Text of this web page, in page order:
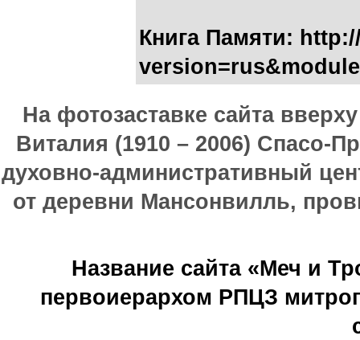
Книга Памяти:
На фотозаставке сайта
Виталия (1910 – 2006) Спасо-
духовно-административный
от деревни Мансонвилль,
Название сайта «Меч и
первоиерархом РПЦЗ